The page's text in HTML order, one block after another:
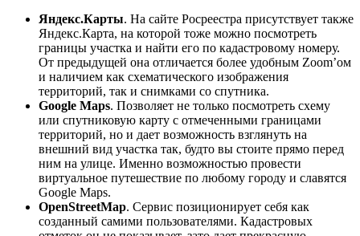
Яндекс.Карты. На сайте Росреестра присутствует также
Яндекс.Карта, на которой тоже можно посмотреть
границы участка и найти его по кадастровому номеру.
От предыдущей она отличается более удобным Zoom’ом
и наличием как схематического изображения
территорий, так и снимками со спутника.
Google Maps. Позволяет не только посмотреть схему
или спутниковую карту с отмеченными границами
территорий, но и дает возможность взглянуть на
внешний вид участка так, будто вы стоите прямо перед
ним на улице. Именно возможностью провести
виртуальное путешествие по любому городу и славятся
Google Maps.
OpenStreetMap. Сервис позиционирует себя как
созданный самими пользователями. Кадастровых